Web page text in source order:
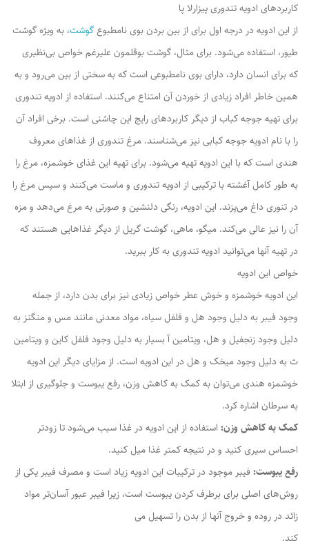
کاربردهای ادویه تندوری پیزارلا پا
از این ادویه در درجه اول برای از بین بردن بوی نامطبوعگوشت، به ویژه گوشت
طیور، استفاده می‌شود. برای مثال، گوشت بوقلمون علیرغم خواص بی‌نظیری
که برای انسان دارد، دارای بوی نامطبوعی است که به سختی از بین می‌رود و به
همین خاطر افراد زیادی از خوردن آن امتناع می‌کنند. استفاده از ادویه تندوری
برای تهیه جوجه کباب از دیگر کاربردهای رایج این چاشنی است. برخی افراد آن
را با نام ادویه جوجه کبابی نیز می‌شناسند. مرغ تندوری از غذاهای معروف
هندی است که با این ادویه تهیه می‌شود. برای تهیه این غذای خوشمزه، مرغ را
به طور کامل آغشته با ترکیبی از ادویه تندوری و ماست می‌کنند و سپس مرغ را
در تنوری داغ می‌پزند. این ادویه، رنگی دلنشین و صورتی به مرغ می‌دهد و مزه
آن را نیز عالی می‌کند. میگو، ماهی، گوشت گریل از دیگر غذاهایی هستند که
در تهیه آنها می‌توانید ادویه تندوری به کار ببرید.
خواص این ادویه
این ادویه خوشمزه و خوش عطر خواص زیادی نیز برای بدن دارد، از جمله
وجود فیبر به دلیل وجود هل و فلفل سیاه، مواد معدنی مانند مس و منگنز به
دلیل وجود زنجفیل و هل، ویتامین آ بسیار به دلیل وجود فلفل کاین و ویتامین
ث به دلیل وجود میخک و هل در این ادویه است. از مزایای دیگر این ادویه
خوشمزه هندی می‌توان به کمک به کاهش وزن، رفع یبوست و جلوگیری از ابتلا
به سرطان اشاره کرد.
کمک به کاهش وزن: استفاده از این ادویه در غذا سبب می‌شود تا زودتر
احساس سیری کنید و در نتیجه کمتر غذا میل کنید.
رفع یبوست: فیبر موجود در ترکیبات این ادویه زیاد است و مصرف فیبر یکی از
روش‌های اصلی برای برطرف کردن یبوست است، زیرا فیبر عبور آسان‌تر مواد
زائد در روده و خروج آنها از بدن را تسهیل می
‌کند.